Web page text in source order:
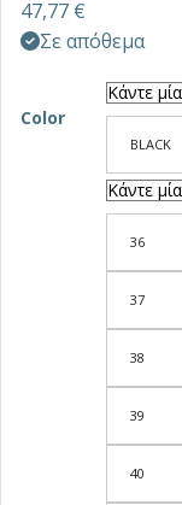
47,77 €
Σε απόθεμα
Color
BLACK
36
37
38
39
40